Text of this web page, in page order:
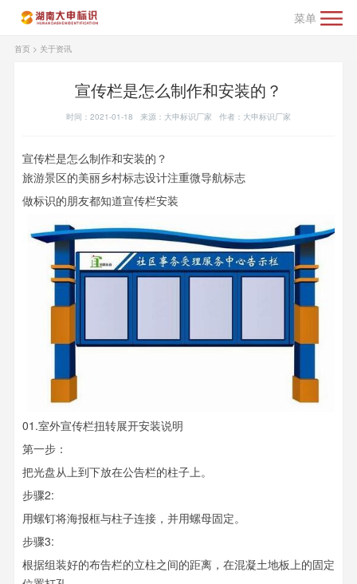
菜单
首页> 关于资讯
宣传栏是怎么制作和安装​​​​​​​的？
时间：2021-01-18 来源：大申标识厂家 作者：大申标识厂家
宣传栏是怎么制作和安装的？
旅游景区的美丽乡村标志设计注重微导航标志
做标识的朋友都知道宣传栏安装
01.室外宣传栏扭转展开安装说明
第一步：
把光盘从上到下放在公告栏的柱子上。
步骤2:
用螺钉将海报框与柱子连接，并用螺母固定。
步骤3:
根据组装好的布告栏的立柱之间的距离，在混凝土地板上的固定